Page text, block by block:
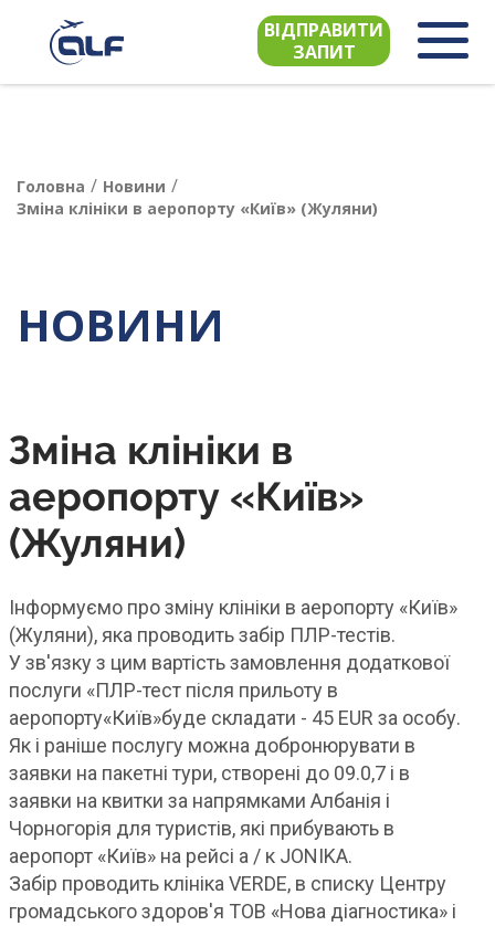
ВІДПРАВИТИ
ЗАПИТ
Головна / Новини /
Зміна клініки в аеропорту «Київ» (Жуляни)
НОВИНИ
Зміна клініки в
аеропорту «Київ»
(Жуляни)
Інформуємо про зміну клініки в аеропорту «Київ»
(Жуляни), яка проводить забір ПЛР-тестів.
У зв'язку з цим вартість замовлення додаткової
послуги «ПЛР-тест після прильоту в
аеропорту«Київ»буде складати - 45 EUR за особу.
Як і раніше послугу можна добронюрувати в
заявки на пакетні тури, створені до 09.0,7 і в
заявки на квитки за напрямками Албанія і
Чорногорія для туристів, які прибувають в
аеропорт «Київ» на рейсі а / к JONIKA.
Забір проводить клініка VERDE, в списку Центру
громадського здоров'я ТОВ «Нова діагностика» і